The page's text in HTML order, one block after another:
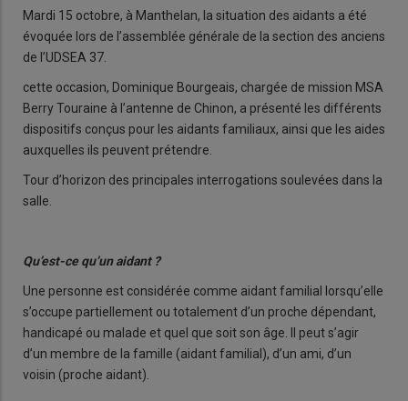
Mardi 15 octobre, à Manthelan, la situation des aidants a été
évoquée lors de l’assemblée générale de la section des anciens
de l’UDSEA 37.
cette occasion, Dominique Bourgeais, chargée de mission MSA
Berry Touraine à l’antenne de Chinon, a présenté les différents
dispositifs conçus pour les aidants familiaux, ainsi que les aides
auxquelles ils peuvent prétendre.
Tour d’horizon des principales interrogations soulevées dans la
salle.
Qu’est-ce qu’un aidant ?
Une personne est considérée comme aidant familial lorsqu’elle
s’occupe partiellement ou totalement d’un proche dépendant,
handicapé ou malade et quel que soit son âge. Il peut s’agir
d’un membre de la famille (aidant familial), d’un ami, d’un
voisin (proche aidant).